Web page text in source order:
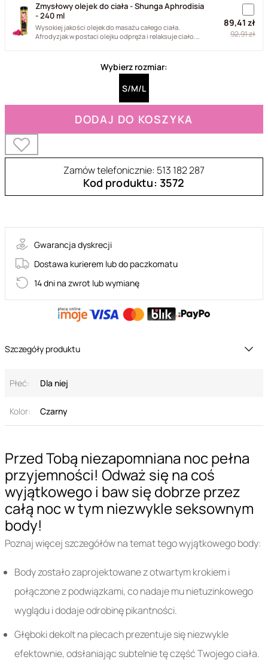
Przed Tobą niezapomniana noc pełna
przyjemności! Odważ się na coś
wyjątkowego i baw się dobrze przez
całą noc w tym niezwykle seksownym
body!
Poznaj więcej szczegółów na temat tego wyjątkowego body:
Body zostało zaprojektowane z otwartym krokiem i
połączone z podwiązkami, co nadaje mu nietuzinkowego
wyglądu i dodaje odrobinę pikantności.
Głęboki dekolt na plecach prezentuje się niezwykle
efektownie, odsłaniając subtelnie tę część Twojego ciała.
Zmysłowy olejek do ciała - Shunga Aphrodisia
- 240 ml
Wysokiej jakości olejek do masażu całego ciała.
Afrodyzjak w postaci olejku odpręża i relaksuje ciało.
89,41 zł
92,91 zł
Wybierz rozmiar:
S/M/L
DODAJ DO KOSZYKA
Zamów telefonicznie: 513 182 287
Kod produktu: 3572
Gwarancja dyskrecji
Dostawa kurierem lub do paczkomatu
14 dni na zwrot lub wymianę
Szczegóły produktu
Płeć: Dla niej
Kolor: Czarny